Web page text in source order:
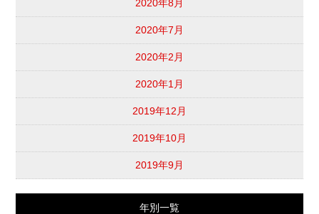
2020年8月
2020年7月
2020年2月
2020年1月
2019年12月
2019年10月
2019年9月
年別一覧